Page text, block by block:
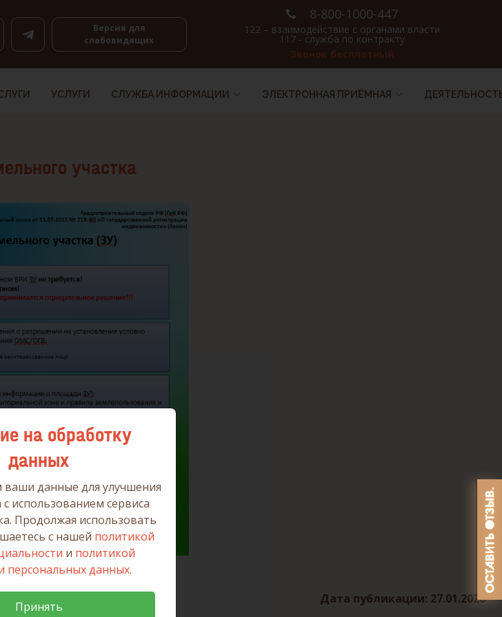
Версия для
слабовидящих
8-800-1000-447
122 – взаимодействие с органами власти
117 - служба по контракту
Звонок бесплатный
УСЛУГИ СЛУЖБА ИНФОРМАЦИИ ЭЛЕКТРОННАЯ ПРИЁМНАЯ
участка
Дата публикации: 27.01.2026
на обработку
данных
данные для улучшения
использованием сервиса
Продолжая использовать
с нашей политикой
и политикой
персональных данных.
Принять